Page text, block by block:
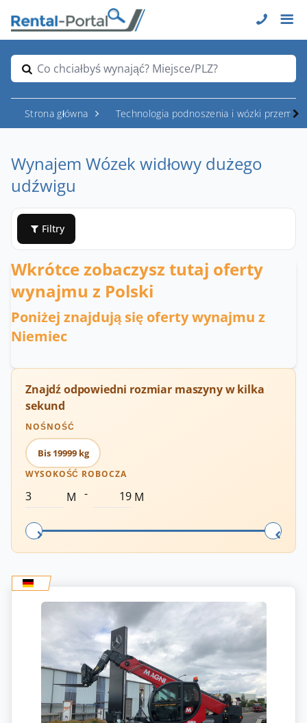
Co chciałbyś wynająć? Miejsce/PLZ?
Strona główna Technologia podnoszenia i wózki
Wynajem Wózek widłowy dużego
udźwigu
Filtry
Wkrótce zobaczysz tutaj oferty
wynajmu z Polski
Poniżej znajdują się oferty wynajmu z
Niemiec
Znajdź odpowiedni rozmiar maszyny w kilka
sekund
NOŚNOŚĆ
Bis 19999 kg
WYSOKOŚĆ ROBOCZA
M - M